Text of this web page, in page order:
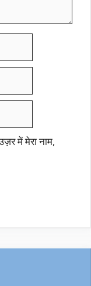
में मेरा नाम,